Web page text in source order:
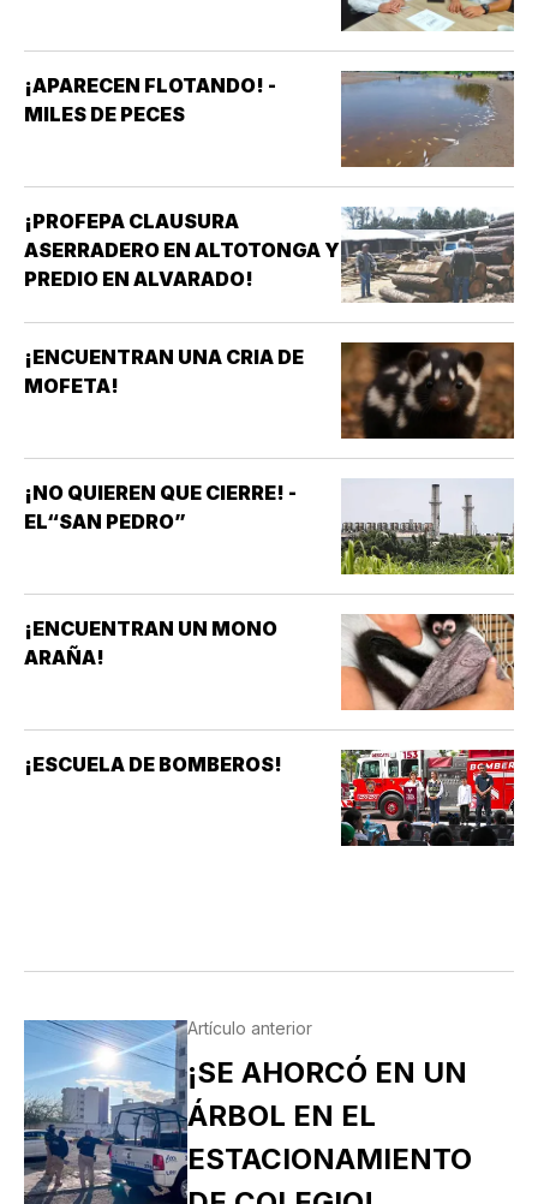
¡APARECEN FLOTANDO! -
MILES DE PECES
¡PROFEPA CLAUSURA
ASERRADERO EN ALTOTONGA Y
PREDIO EN ALVARADO!
¡ENCUENTRAN UNA CRIA DE
MOFETA!
¡NO QUIEREN QUE CIERRE! -
EL“SAN PEDRO”
¡ENCUENTRAN UN MONO
ARAÑA!
¡ESCUELA DE BOMBEROS!
Artículo anterior
¡SE AHORCÓ EN UN
ÁRBOL EN EL
ESTACIONAMIENTO